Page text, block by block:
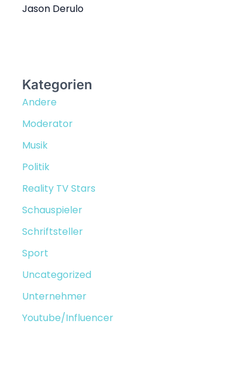
Jason Derulo
Kategorien
Andere
Moderator
Musik
Politik
Reality TV Stars
Schauspieler
Schriftsteller
Sport
Uncategorized
Unternehmer
Youtube/Influencer